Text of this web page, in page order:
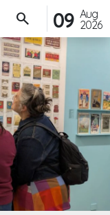
Aug
2026
09
search